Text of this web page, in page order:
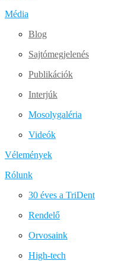
Média
Blog
Sajtómegjelenés
Publikációk
Interjúk
Mosolygaléria
Videók
Vélemények
Rólunk
30 éves a TriDent
Rendelő
Orvosaink
High-tech